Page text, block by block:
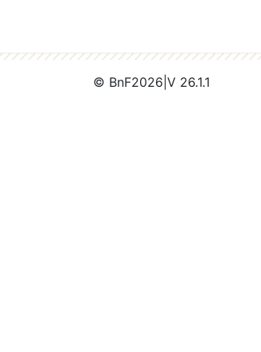
© BnF2026 V 26.1.1